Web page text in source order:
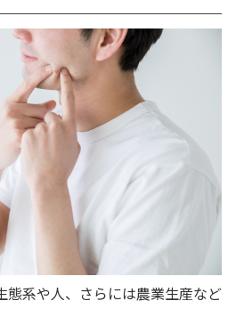
態系や人、さらには農業生産など